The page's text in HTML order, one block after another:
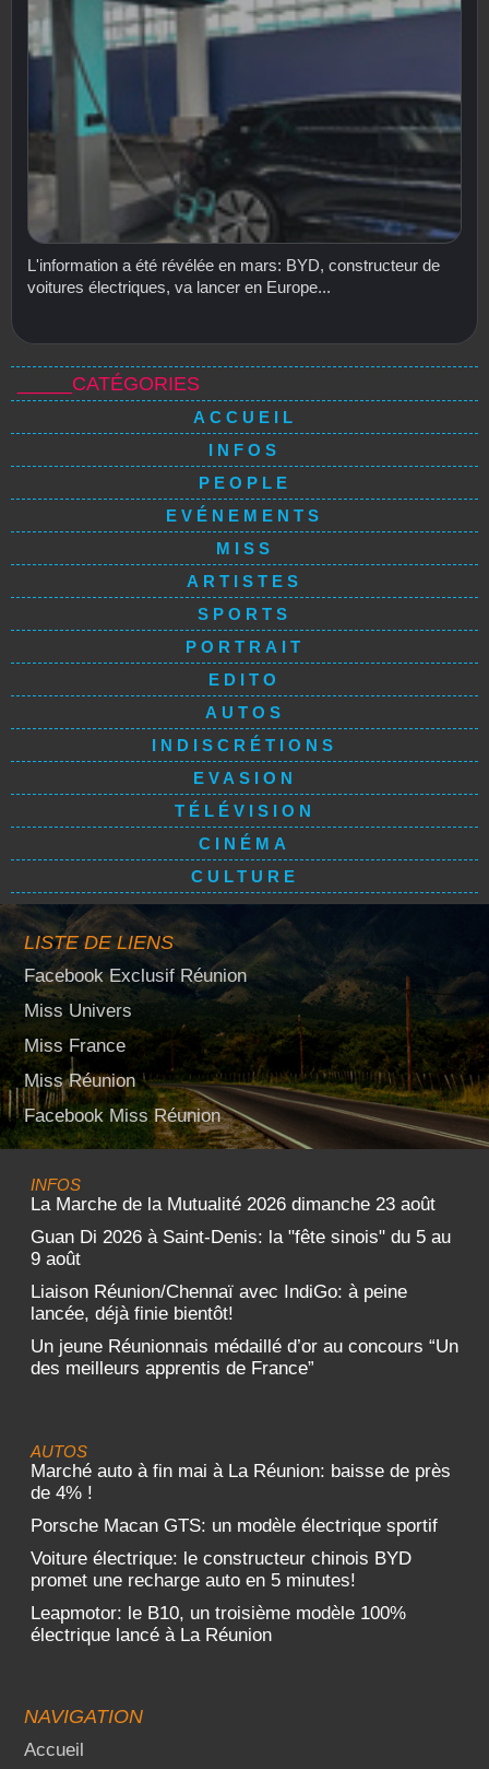
L'information a été révélée en mars: BYD, constructeur de
voitures électriques, va lancer en Europe...
_____CATÉGORIES
ACCUEIL
INFOS
PEOPLE
EVÉNEMENTS
MISS
ARTISTES
SPORTS
PORTRAIT
EDITO
AUTOS
INDISCRÉTIONS
EVASION
TÉLÉVISION
CINÉMA
CULTURE
LISTE DE LIENS
Facebook Exclusif Réunion
Miss Univers
Miss France
Miss Réunion
Facebook Miss Réunion
INFOS
La Marche de la Mutualité 2026 dimanche 23 août
Guan Di 2026 à Saint-Denis: la "fête sinois" du 5 au
9 août
Liaison Réunion/Chennaï avec IndiGo: à peine
lancée, déjà finie bientôt!
Un jeune Réunionnais médaillé d’or au concours “Un
des meilleurs apprentis de France”
AUTOS
Marché auto à fin mai à La Réunion: baisse de près
de 4% !
Porsche Macan GTS: un modèle électrique sportif
Voiture électrique: le constructeur chinois BYD
promet une recharge auto en 5 minutes!
Leapmotor: le B10, un troisième modèle 100%
électrique lancé à La Réunion
NAVIGATION
Accueil